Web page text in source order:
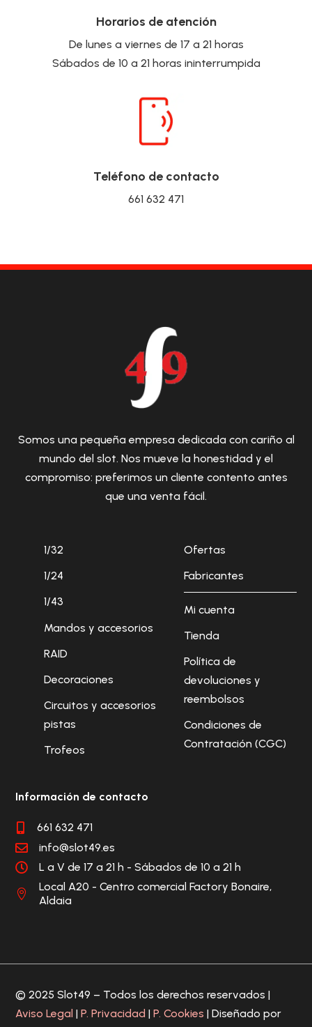
Horarios de atención
De lunes a viernes de 17 a 21 horas
Sábados de 10 a 21 horas ininterrumpida
Teléfono de contacto
661 632 471
Somos una pequeña empresa dedicada con cariño al
mundo del slot. Nos mueve la honestidad y el
compromiso: preferimos un cliente contento antes
que una venta fácil.
1/32
1/24
1/43
Mandos y accesorios
RAID
Decoraciones
Circuitos y accesorios
pistas
Trofeos
Ofertas
Fabricantes
Mi cuenta
Tienda
Política de
devoluciones y
reembolsos
Condiciones de
Contratación (CGC)
Información de contacto
 661 632 471
 info@slot49.es
 L a V de 17 a 21 h - Sábados de 10 a 21 h

Local A20 - Centro comercial Factory Bonaire,
Aldaia
© 2025 Slot49 – Todos los derechos reservados |
Aviso Legal |P. Privacidad |P. Cookies | Diseñado por